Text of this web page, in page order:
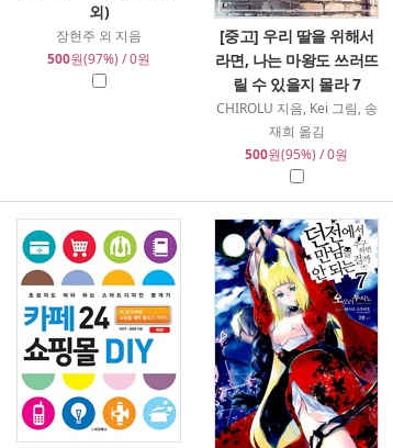
외)
장현주 외 지음
500원(97%) / 0원
[중고] 우리 딸을 위해서
라면, 나는 마왕도 쓰러뜨
릴 수 있을지 몰라 7
CHIROLU 지음, Kei 그림, 송
재희 옮김
500원(95%) / 0원